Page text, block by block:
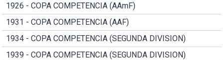
1926 - COPA COMPETENCIA (AAmF)
1931 - COPA COMPETENCIA (AAF)
1934 - COPA COMPETENCIA (SEGUNDA DIVISION)
1939 - COPA COMPETENCIA (SEGUNDA DIVISION)